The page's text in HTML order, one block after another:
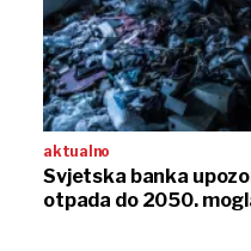
aktualno
Svjetska banka
otpada do 2050.